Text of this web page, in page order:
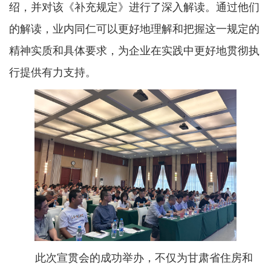
绍，并对该《补充规定》进行了深入解读。通过他们
的解读，业内同仁可以更好地理解和把握这一规定的
精神实质和具体要求，为企业在实践中更好地贯彻执
行提供有力支持。
此次宣贯会的成功举办，不仅为甘肃省住房和